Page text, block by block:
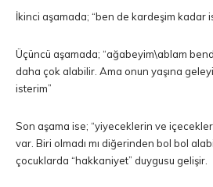
İkinci aşamada; “ben de kardeşim kadar
Üçüncü aşamada; “ağabeyim\ablam
daha çok alabilir. Ama onun yaşına
isterim”
Son aşama ise; “yiyeceklerin ve
var. Biri olmadı mı diğerinden bol bol
çocuklarda “hakkaniyet” duygusu gelişir.